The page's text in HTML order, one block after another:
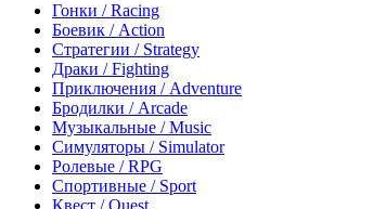
Гонки / Racing
Боевик / Action
Стратегии / Strategy
Драки / Fighting
Приключения / Adventure
Бродилки / Arcade
Музыкальные / Music
Симуляторы / Simulator
Ролевые / RPG
Спортивные / Sport
Квест / Quest